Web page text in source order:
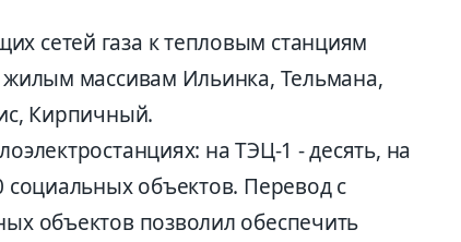
сетей газа к тепловым станциям
жилым массивам Ильинка, Тельмана,
Кирпичный.
на ТЭЦ-1 - десять, на
объектов. Перевод с
объектов позволил обеспечить